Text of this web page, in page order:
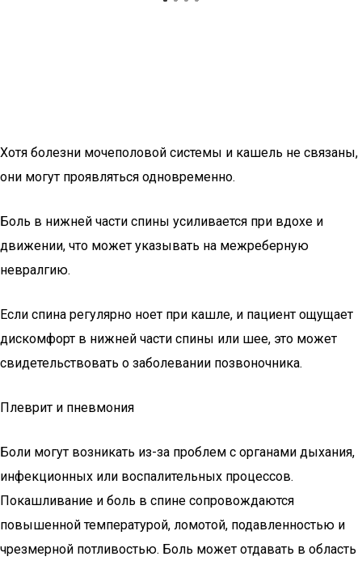
Хотя болезни мочеполовой системы и кашель не связаны,
они могут проявляться одновременно.
Боль в нижней части спины усиливается при вдохе и
движении, что может указывать на межреберную
невралгию.
Если спина регулярно ноет при кашле, и пациент ощущает
дискомфорт в нижней части спины или шее, это может
свидетельствовать о заболевании позвоночника.
Плеврит и пневмония
Боли могут возникать из-за проблем с органами дыхания,
инфекционных или воспалительных процессов.
Покашливание и боль в спине сопровождаются
повышенной температурой, ломотой, подавленностью и
чрезмерной потливостью. Боль может отдавать в область